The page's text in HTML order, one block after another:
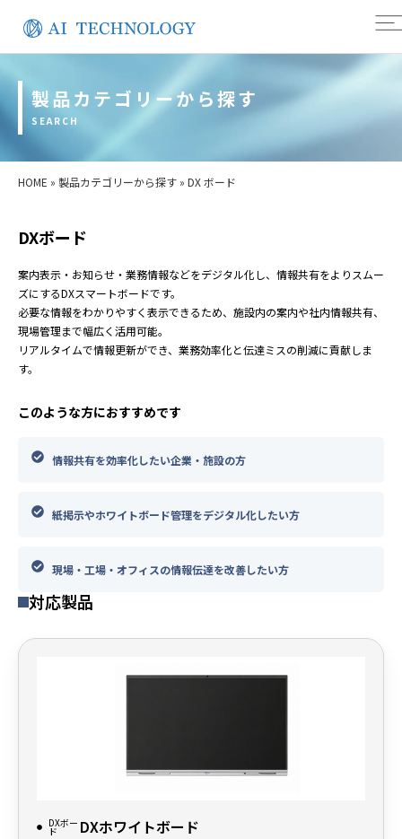
製品カテゴリーから探す
SEARCH
HOME » 製品カテゴリーから探す » DX ボード
DXボード
案内表示・お知らせ・業務情報などをデジタル化し、情報共有をよりスムー
ズにするDXスマートボードです。
必要な情報をわかりやすく表示できるため、施設内の案内や社内情報共有、
現場管理まで幅広く活用可能。
リアルタイムで情報更新ができ、業務効率化と伝達ミスの削減に貢献しま
す。
このような方におすすめです
情報共有を効率化したい企業・施設の方
紙掲示やホワイトボード管理をデジタル化したい方
現場・工場・オフィスの情報伝達を改善したい方
対応製品
DXボー
ド DXホワイトボード